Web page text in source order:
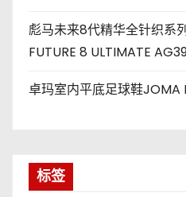
彪马未来8代精华全针织系
FUTURE 8 ULTIMATE
卓玛室内平底足球鞋
标签